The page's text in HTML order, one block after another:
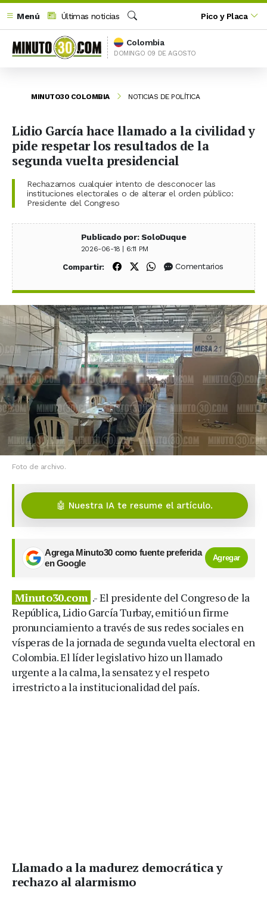
Menú
Últimas noticias
Buscar
Pico y Placa
Colombia
DOMINGO 09 DE AGOSTO
MINUTO30 COLOMBIA NOTICIAS DE POLÍTICA
Lidio García hace llamado a la civilidad y
pide respetar los resultados de la
segunda vuelta presidencial
Rechazamos cualquier intento de desconocer las
instituciones electorales o de alterar el orden público:
Presidente del Congreso
Publicado por: SoloDuque
2026-06-18 | 6:11 PM
Compartir: Compartir en Facebook
Compartir en X (Twitter)
Compartir en WhatsApp
Comentarios
Foto de archivo.
🤖 Nuestra IA te resume el artículo.
Agrega Minuto30 como fuente preferida
en Google
Agregar
Minuto30.com .- El presidente del Congreso de la
República, Lidio García Turbay, emitió un firme
pronunciamiento a través de sus redes sociales en
vísperas de la jornada de segunda vuelta electoral en
Colombia. El líder legislativo hizo un llamado
urgente a la calma, la sensatez y el respeto
irrestricto a la institucionalidad del país.
Llamado a la madurez democrática y
rechazo al alarmismo